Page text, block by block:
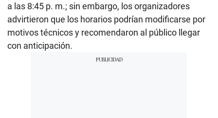
a las 8:45 p. m.; sin embargo, los organizadores
advirtieron que los horarios podrían modificarse por
motivos técnicos y recomendaron al público llegar
con anticipación.